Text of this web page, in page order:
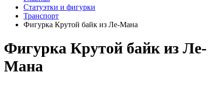
Статуэтки и фигурки
Транспорт
Фигурка Крутой байк из Ле-Мана
Фигурка Крутой байк из Ле-
Мана